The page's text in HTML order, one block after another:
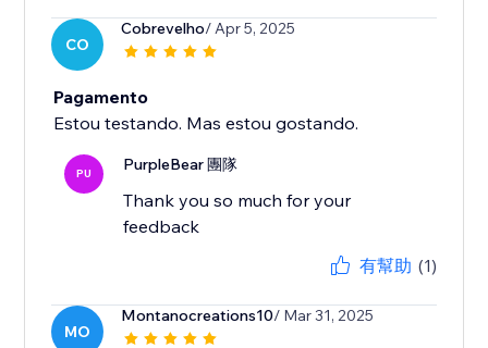
CO
Cobrevelho/ Apr 5, 2025
Pagamento
Estou testando. Mas estou gostando.
PU PurpleBear 團隊
Thank you so much for your
feedback
有幫助 (1)
MO
Montanocreations10/ Mar 31, 2025